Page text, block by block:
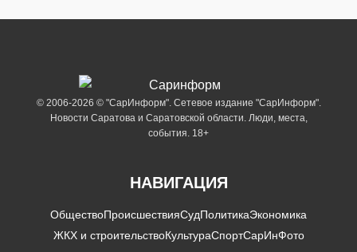
© 2006-2026 © "СарИнформ". Сетевое издание "СарИнформ".
Новости Саратова и Саратовской области. Люди, места,
события. 18+
НАВИГАЦИЯ
ОбществоПроисшествияСудПолитикаЭкономика
ЖКХ и строительствоКультураСпортСарИнФото